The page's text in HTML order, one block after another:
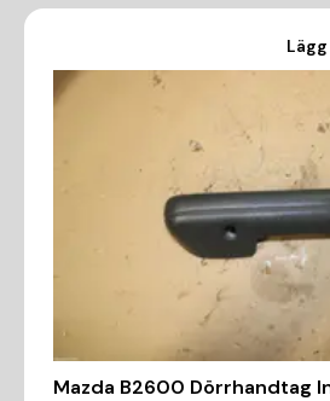
Mazda B2600 Dörrhandtag